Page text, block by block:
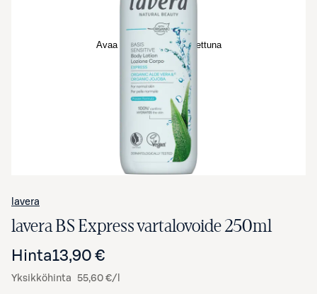
Avaa tuotekuva suurennettuna
lavera
lavera BS Express vartalovoide 250ml
Hinta13,90 €
Yksikköhinta 55,60 €/l